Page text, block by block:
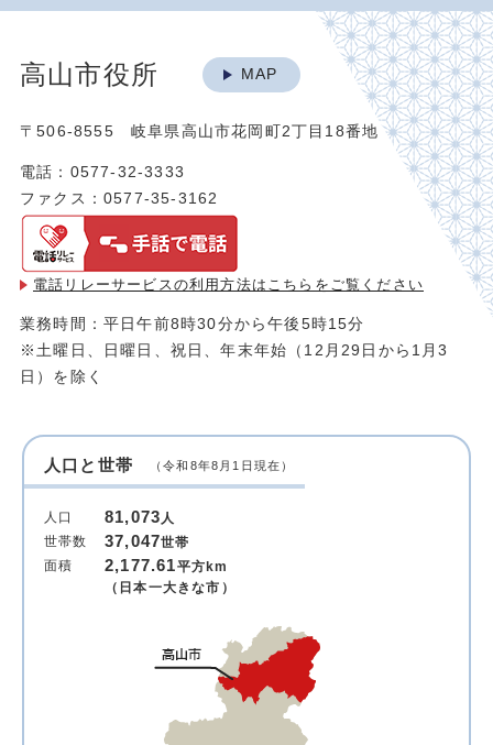
高山市役所 MAP
〒506-8555 岐阜県高山市花岡町2丁目18番地
電話：0577-32-3333
ファクス：0577-35-3162
電話リレーサービスの利用方法は こちらをご覧ください
業務時間：平日午前8時30分から午後5時15分
※土曜日、日曜日、祝日、年末年始（12月29日から1月3
日）を除く
人口と世帯 （令和8年8月1日現在）
人口 81,073人
世帯数
37,047世帯
面積
2,177.61平方km
（日本一大きな市）